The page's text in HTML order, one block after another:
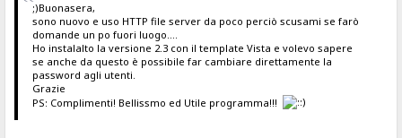
;)Buonasera,
sono nuovo e uso HTTP file server da poco perciò scusami se farò
domande un po fuori luogo....
Ho instalalto la versione 2.3 con il template Vista e volevo sapere
se anche da questo è possibile far cambiare direttamente la
password agli utenti.
Grazie
PS: Complimenti! Bellissmo ed Utile programma!!!